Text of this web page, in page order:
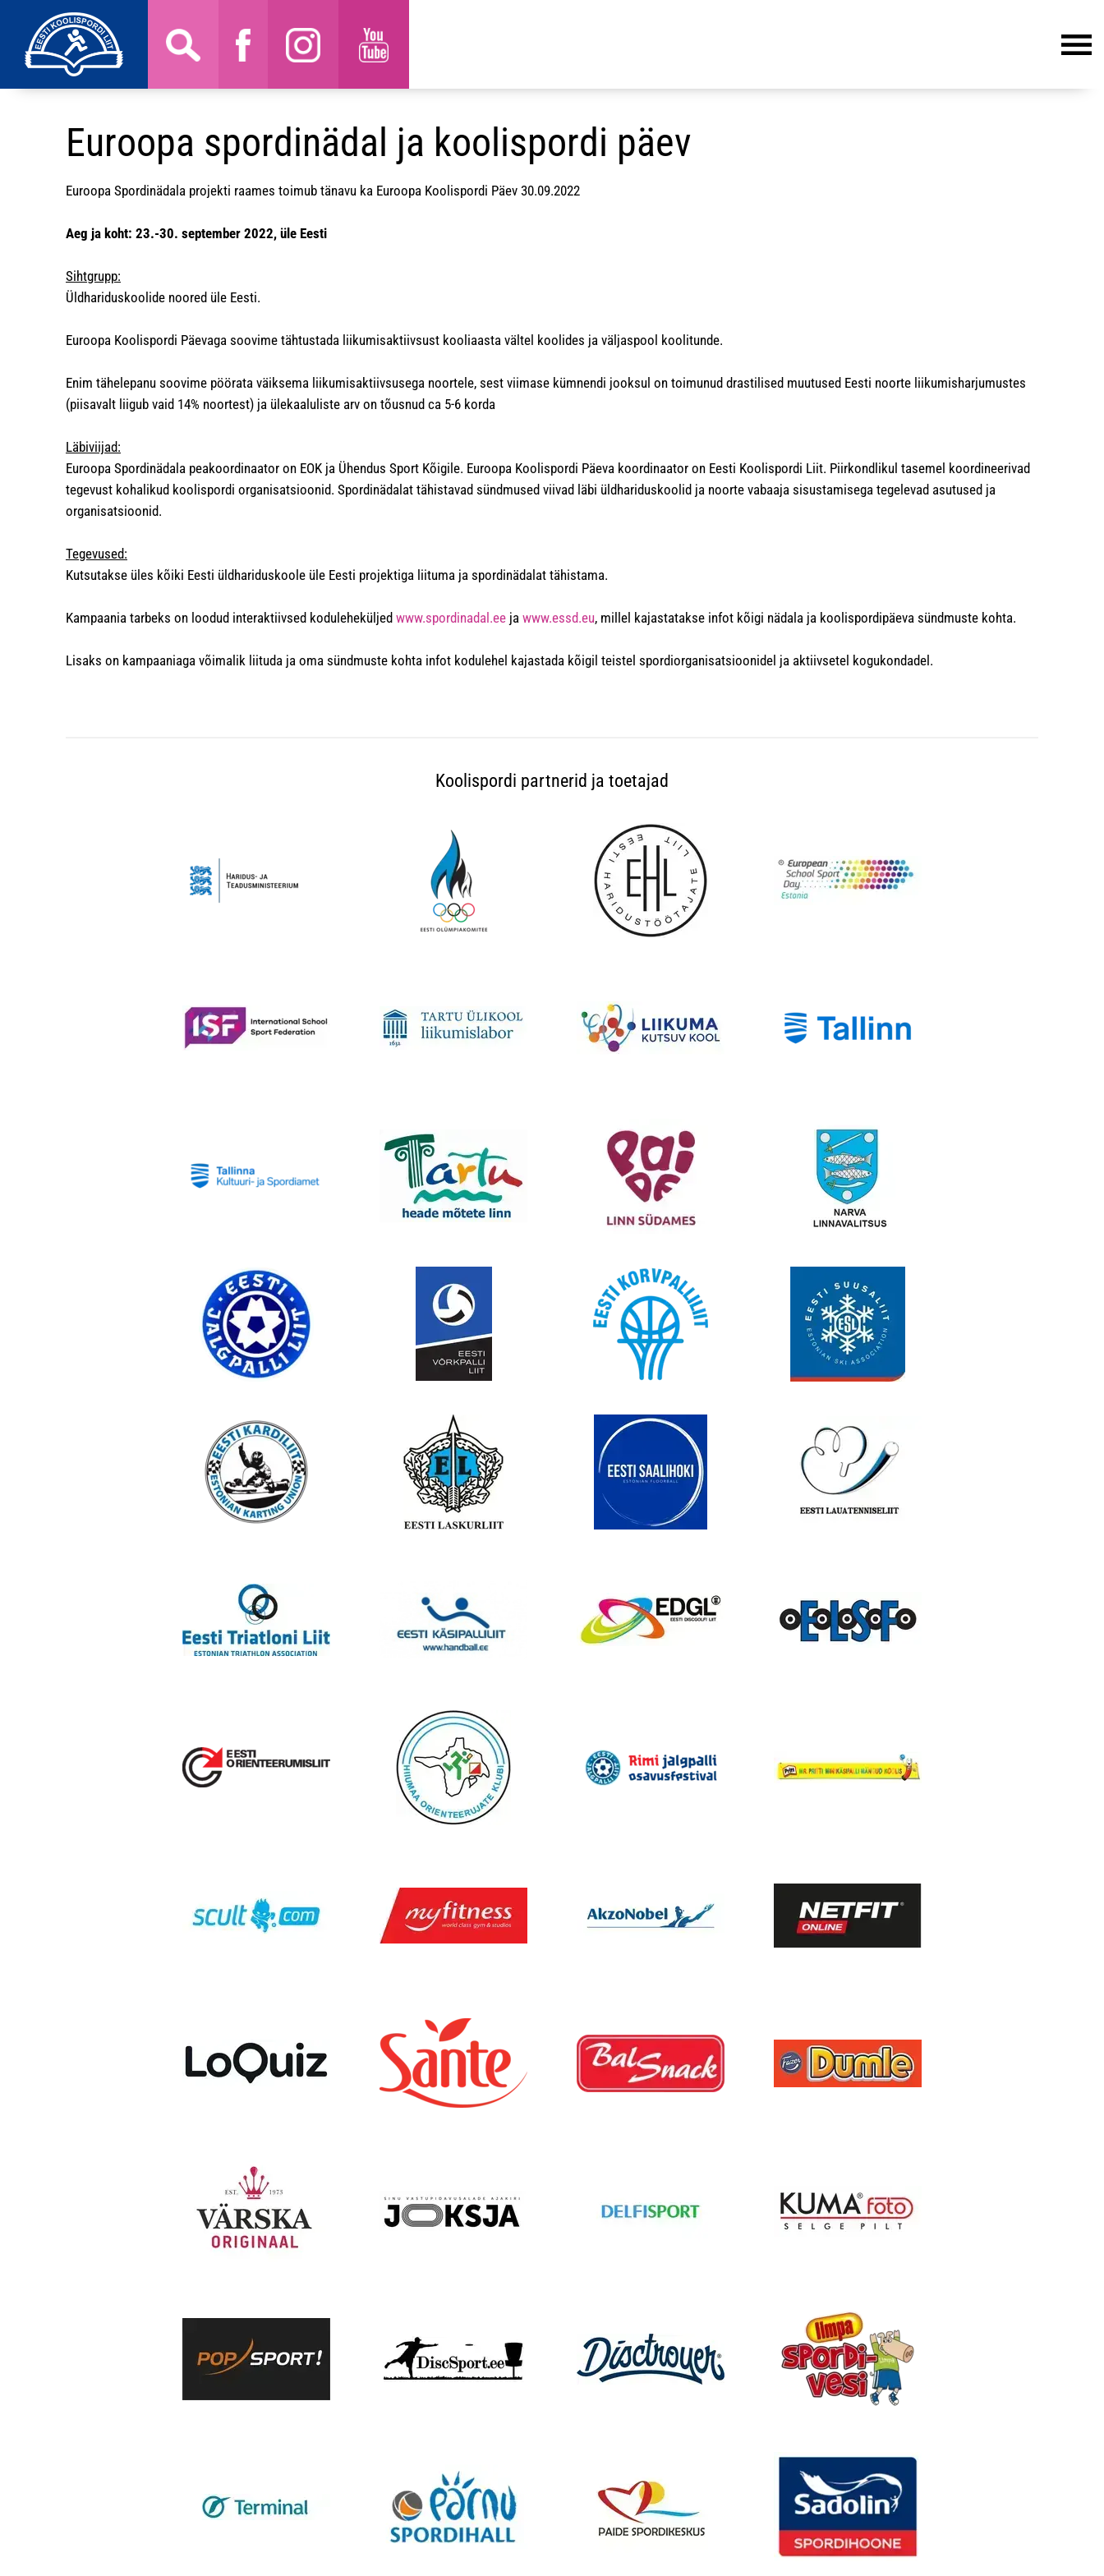
Euroopa spordinädal ja koolispordi päev
Euroopa Spordinädala projekti raames toimub tänavu ka Euroopa Koolispordi Päev 30.09.2022
Aeg ja koht: 23.-30. september 2022, üle Eesti
Sihtgrupp:
Üldhariduskoolide noored üle Eesti.
Euroopa Koolispordi Päevaga soovime tähtustada liikumisaktiivsust kooliaasta vältel koolides ja väljaspool koolitunde.
Enim tähelepanu soovime pöörata väiksema liikumisaktiivsusega noortele, sest viimase kümnendi jooksul on toimunud drastilised muutused Eesti noorte liikumisharjumustes
(piisavalt liigub vaid 14% noortest) ja ülekaaluliste arv on tõusnud ca 5-6 korda
Läbiviijad:
Euroopa Spordinädala peakoordinaator on EOK ja Ühendus Sport Kõigile. Euroopa Koolispordi Päeva koordinaator on Eesti Koolispordi Liit. Piirkondlikul tasemel koordineerivad
tegevust kohalikud koolispordi organisatsioonid. Spordinädalat tähistavad sündmused viivad läbi üldhariduskoolid ja noorte vabaaja sisustamisega tegelevad asutused ja
organisatsioonid.
Tegevused:
Kutsutakse üles kõiki Eesti üldhariduskoole üle Eesti projektiga liituma ja spordinädalat tähistama.
Kampaania tarbeks on loodud interaktiivsed koduleheküljed www.spordinadal.ee ja www.essd.eu, millel kajastatakse infot kõigi nädala ja koolispordipäeva sündmuste kohta.
Lisaks on kampaaniaga võimalik liituda ja oma sündmuste kohta infot kodulehel kajastada kõigil teistel spordiorganisatsioonidel ja aktiivsetel kogukondadel.
Koolispordi partnerid ja toetajad